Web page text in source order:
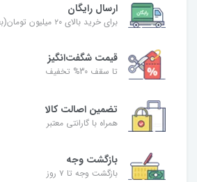
ارسال رایگان
برای خرید بالای ۲۰ میلیون تومان(بغیر از آکواریوم)
قیمت شگفت‌انگیز
تا سقف 30% تخفیف
تضمین اصالت کالا
همراه با گارانتی معتبر
بازگشت وجه
بازگشت وجه تا ۷ روز